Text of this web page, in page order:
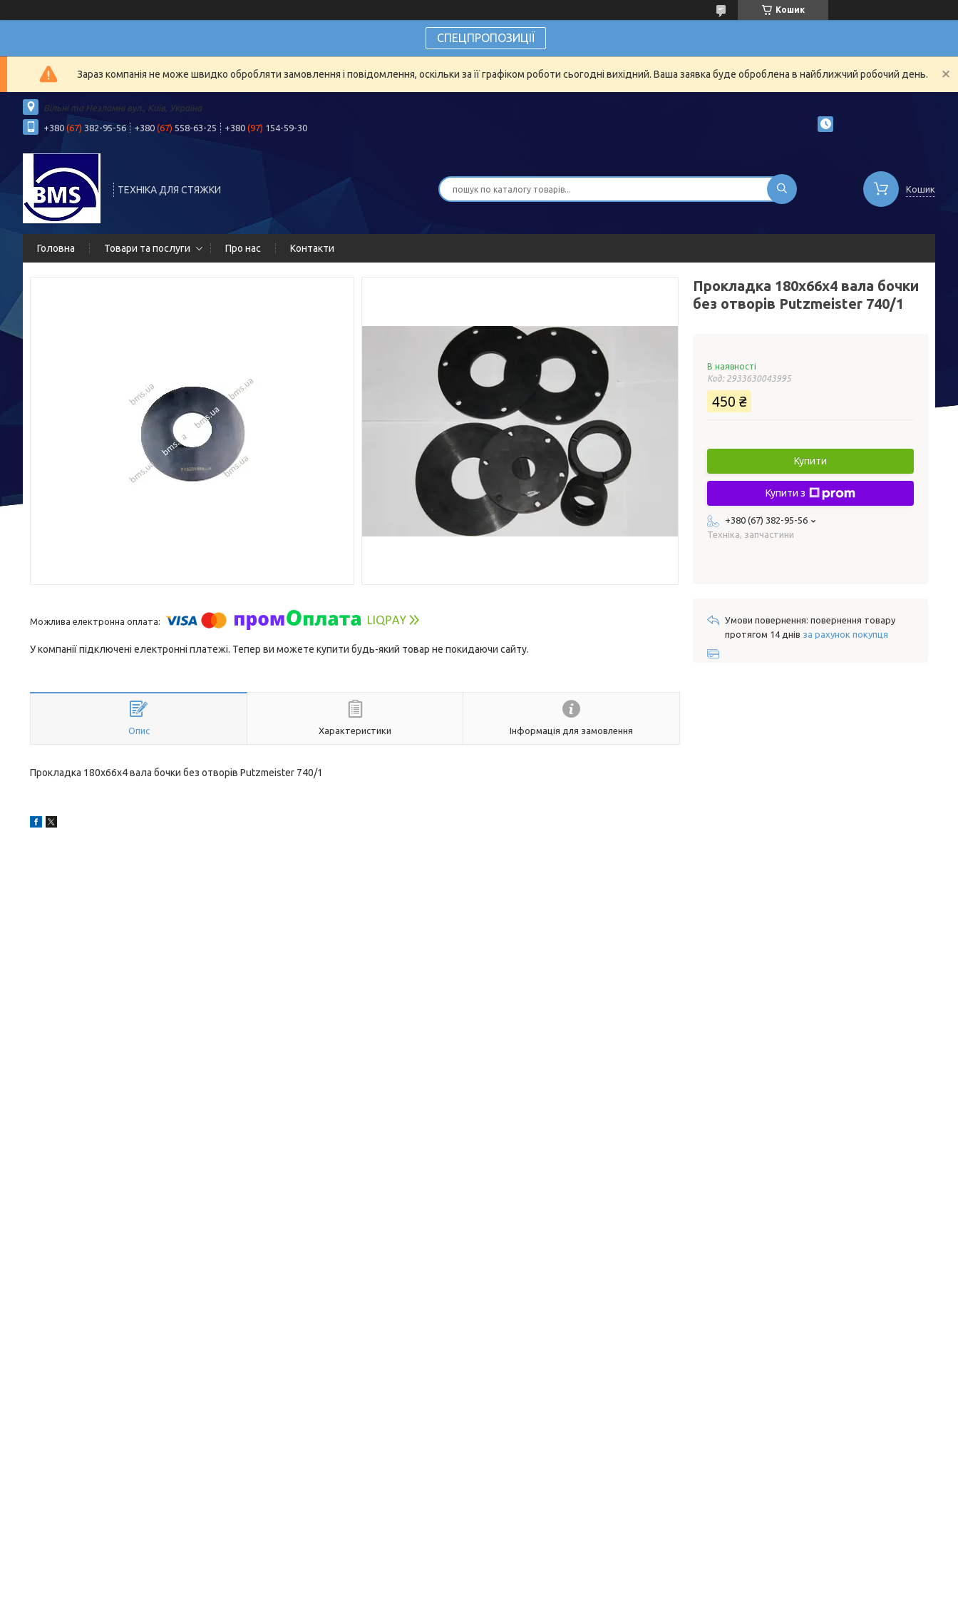
Кошик
СПЕЦПРОПОЗИЦІЇ
Зараз компанія не може швидко обробляти замовлення і повідомлення, оскільки за її графіком роботи сьогодні вихідний. Ваша заявка буде оброблена в найближчий робочий день.
Вільні та Незламні вул., Київ, Україна
+380 (67) 382-95-56 +380 (67) 558-63-25 +380 (97) 154-59-30
ТЕХНІКА ДЛЯ СТЯЖКИ Кошик
Головна Товари та послуги Про нас Контакти
У компанії підключені електронні платежі. Тепер ви можете купити будь-який товар не покидаючи сайту.
Опис Характеристики Інформація для замовлення
Прокладка 180х66х4 вала бочки без отворів Putzmeister 740/1
Прокладка 180х66х4 вала бочки
без отворів Putzmeister 740/1
В наявності
Код: 2933630043995
450 ₴
Купити
Купити з
+380 (67) 382-95-56
Техніка, запчастини
повернення товару
протягом 14 днів за рахунок покупця